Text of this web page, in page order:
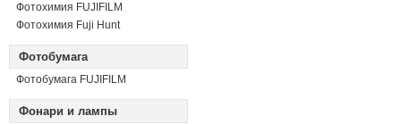
Фотохимия FUJIFILM
Фотохимия Fuji Hunt
Фотобумага
Фотобумага FUJIFILM
Фонари и лампы